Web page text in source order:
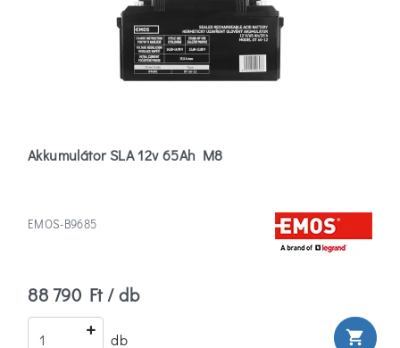
Akkumulátor SLA 12v 65Ah M8
EMOS-B9685
88 790 Ft / db
db shopping_cart